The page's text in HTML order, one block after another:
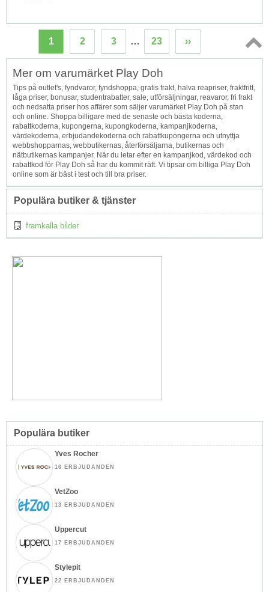
1 2 3 … 23 ››
Topp
Mer om varumärket Play Doh
Tips på outlet's, fyndvaror, fyndshoppa, gratis frakt, halva reapriser, fraktfritt,
låga priser, bonusar, studentrabatter, sale, utförsäljningar, reavaror, fri frakt
och nedsatta priser hos affärer som säljer varumärket Play Doh på stan
och online. Shoppa billigare med de senaste och bästa koderna,
rabattkoderna, kupongerna, kupongkoderna, kampanjkoderna,
värdekoderna, erbjudandekoderna och rabattkupongerna och utnyttja
webbshopparnas, webbutikernas, återförsäljarna, butikernas och
nätbutikernas kampanjer. När du letar efter en kampanjkod, värdekod och
rabattkod för Play Doh så har du kommit rätt. Vi tipsar om billiga Play Doh
online som är bäst i test och till bra priser.
Populära butiker & tjänster
framkalla bilder
Populära butiker
Yves Rocher
16 ERBJUDANDEN
VetZoo
13 ERBJUDANDEN
Uppercut
17 ERBJUDANDEN
Stylepit
22 ERBJUDANDEN